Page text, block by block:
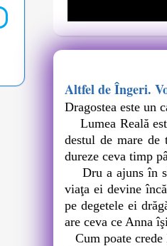
Altfel de Îngeri.
Dragostea este un
Lumea Reală
destul de mare
dureze ceva timp
Dru a ajuns în
viaţa ei devine
pe degetele ei
are ceva ce Anna
Cum poate crede